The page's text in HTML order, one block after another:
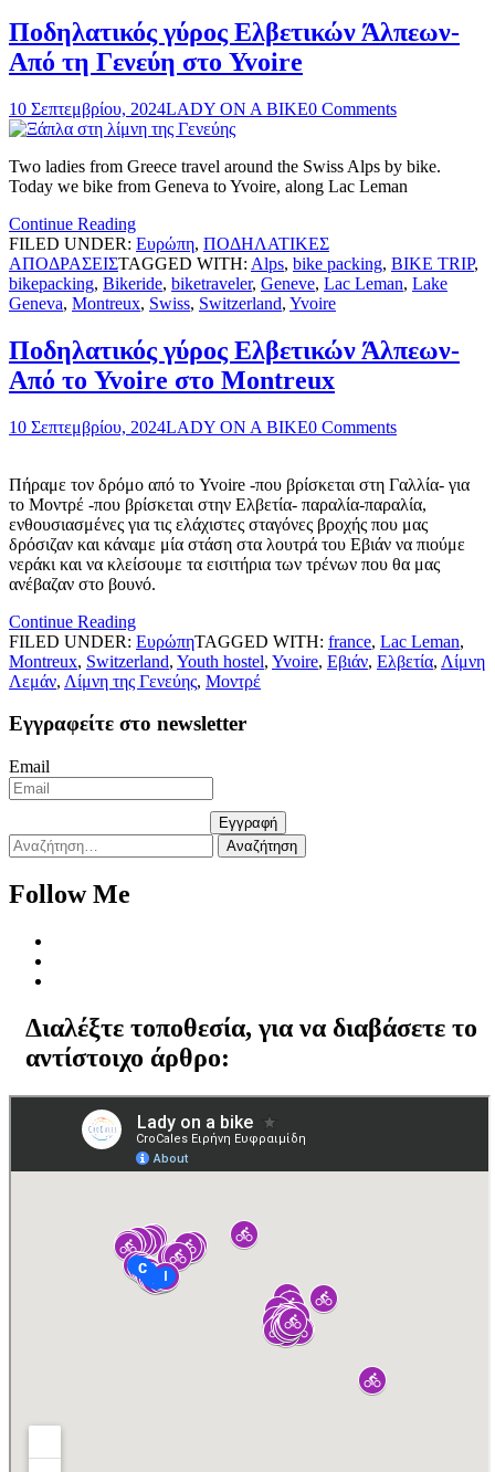
Ποδηλατικός γύρος Ελβετικών Άλπεων-
Από τη Γενεύη στο Yvoire
10 Σεπτεμβρίου, 2024LADY ON A BIKE0 Comments
Two ladies from Greece travel around the Swiss Alps by bike.
Today we bike from Geneva to Yvoire, along Lac Leman
Continue Reading
FILED UNDER: Ευρώπη, ΠΟΔΗΛΑΤΙΚΕΣ
ΑΠΟΔΡΑΣΕΙΣTAGGED WITH: Alps, bike packing, BIKE TRIP,
bikepacking, Bikeride, biketraveler, Geneve, Lac Leman, Lake
Geneva, Montreux, Swiss, Switzerland, Yvoire
Ποδηλατικός γύρος Ελβετικών Άλπεων-
Από το Yvoire στο Montreux
10 Σεπτεμβρίου, 2024LADY ON A BIKE0 Comments
Πήραμε τον δρόμο από το Yvoire -που βρίσκεται στη Γαλλία- για
το Μοντρέ -που βρίσκεται στην Ελβετία- παραλία-παραλία,
ενθουσιασμένες για τις ελάχιστες σταγόνες βροχής που μας
δρόσιζαν και κάναμε μία στάση στα λουτρά του Εβιάν να πιούμε
νεράκι και να κλείσουμε τα εισιτήρια των τρένων που θα μας
ανέβαζαν στο βουνό.
Continue Reading
FILED UNDER: ΕυρώπηTAGGED WITH: france, Lac Leman,
Montreux, Switzerland, Youth hostel, Yvoire, Εβιάν, Ελβετία, Λίμνη
Λεμάν, Λίμνη της Γενεύης, Μοντρέ
Εγγραφείτε στο newsletter
Email
Εγγραφή
Αναζήτηση
για:
Follow Me
Διαλέξτε τοποθεσία, για να διαβάσετε το
αντίστοιχο άρθρο: